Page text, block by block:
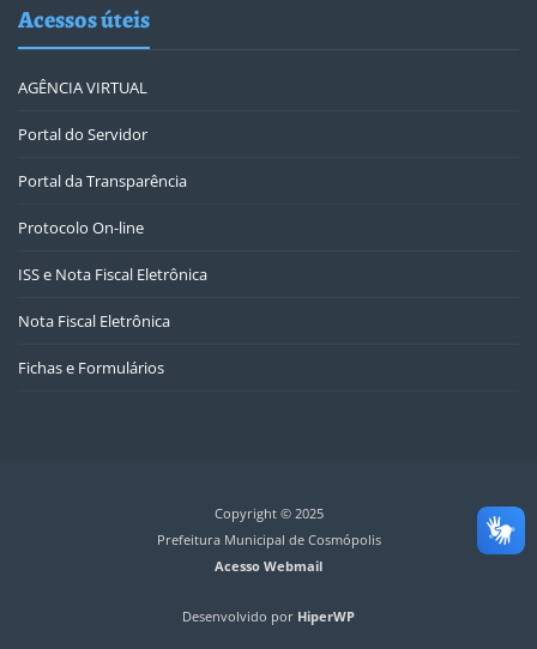
Acessos úteis
AGÊNCIA VIRTUAL
Portal do Servidor
Portal da Transparência
Protocolo On-line
ISS e Nota Fiscal Eletrônica
Nota Fiscal Eletrônica
Fichas e Formulários
Copyright © 2025
Prefeitura Municipal de Cosmópolis
Acesso Webmail
Desenvolvido por HiperWP